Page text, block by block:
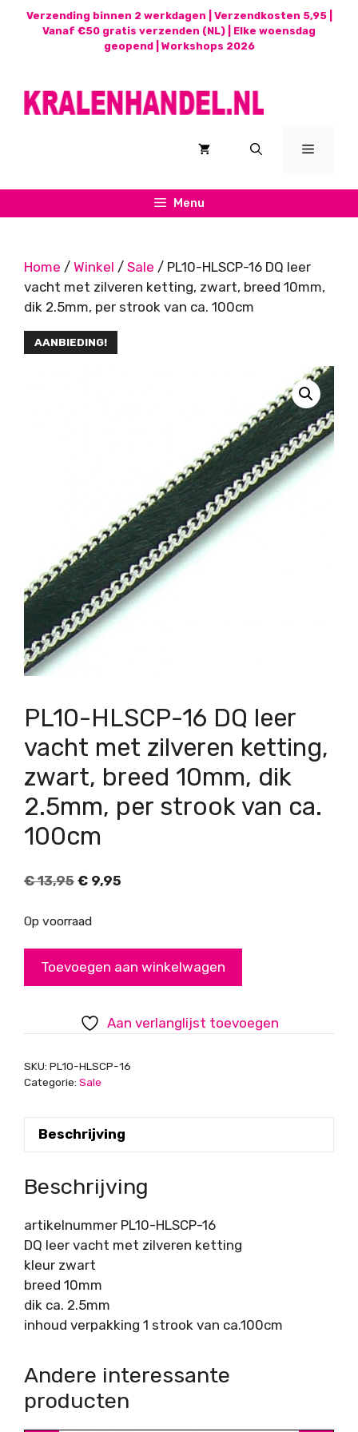
Verzending binnen 2 werkdagen | Verzendkosten 5,95 |
Vanaf €50 gratis verzenden (NL) | Elke woensdag
geopend | Workshops 2026
Menu
Menu
Home / Winkel / Sale / PL10-HLSCP-16 DQ leer
vacht met zilveren ketting, zwart, breed 10mm,
dik 2.5mm, per strook van ca. 100cm
AANBIEDING!
PL10-HLSCP-16 DQ leer
vacht met zilveren ketting,
zwart, breed 10mm, dik
2.5mm, per strook van ca.
100cm
€13,95 Oorspronkelijke
was:
€ 9,95
Op voorraad
HLSCP-
leer
met
zwart,
10mm,
dik
2.5mm,
per
strook
van
ca.
100cm
Toevoegen aan winkelwagen
Aan verlanglijst toevoegen
SKU: PL10-HLSCP-16
Categorie: Sale
Beschrijving
Beschrijving
artikelnummer PL10-HLSCP-16
DQ leer vacht met zilveren ketting
kleur zwart
breed 10mm
dik ca. 2.5mm
inhoud verpakking 1 strook van ca.100cm
Andere interessante
producten